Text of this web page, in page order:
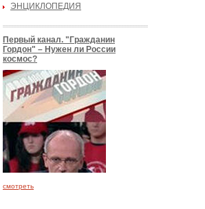
ЭНЦИКЛОПЕДИЯ
Первый канал. "Гражданин
Гордон" – Нужен ли России
космос?
смотреть